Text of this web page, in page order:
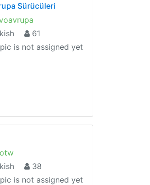
Sürücüleri
61
is not assigned yet
38
is not assigned yet